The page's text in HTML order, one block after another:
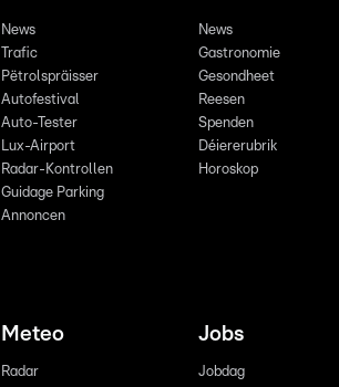
News
Trafic
Pëtrolspräisser
Autofestival
Auto-Tester
Lux-Airport
Radar-Kontrollen
Guidage Parking
Annoncen
News
Gastronomie
Gesondheet
Reesen
Spenden
Déiererubrik
Horoskop
Meteo
Radar
Jobs
Jobdag